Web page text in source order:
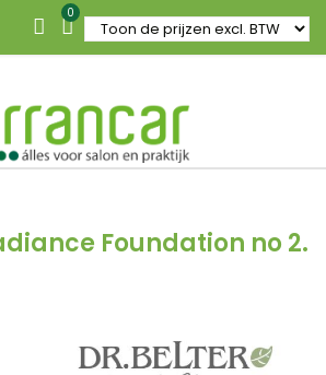
0
Foundation no 2.